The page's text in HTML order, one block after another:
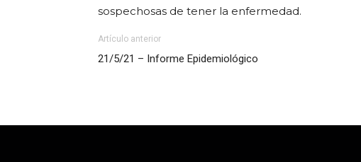
sospechosas de tener la enfermedad.
Artículo anterior
21/5/21 – Informe Epidemiológico